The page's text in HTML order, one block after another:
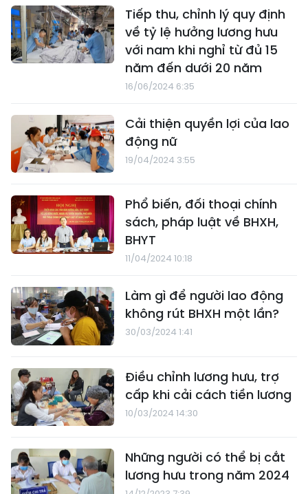
Tiếp thu, chỉnh lý quy định
về tỷ lệ hưởng lương hưu
với nam khi nghỉ từ đủ 15
năm đến dưới 20 năm
16/06/2024 6:35
Cải thiện quyền lợi của lao
động nữ
19/04/2024 3:55
Phổ biến, đối thoại chính
sách, pháp luật về BHXH,
BHYT
11/04/2024 10:18
Làm gì để người lao động
không rút BHXH một lần?
30/03/2024 1:41
Điều chỉnh lương hưu, trợ
cấp khi cải cách tiền lương
10/03/2024 14:30
Những người có thể bị cắt
lương hưu trong năm 2024